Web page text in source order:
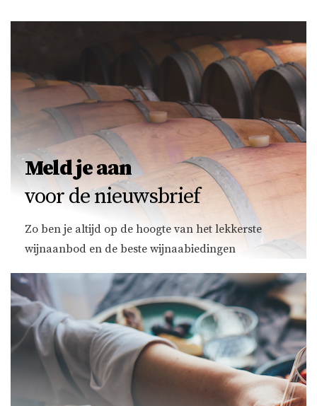
Meld je aan
voor de nieuwsbrief
Zo ben je altijd op de hoogte van het lekkerste
wijnaanbod en de beste wijnaabiedingen